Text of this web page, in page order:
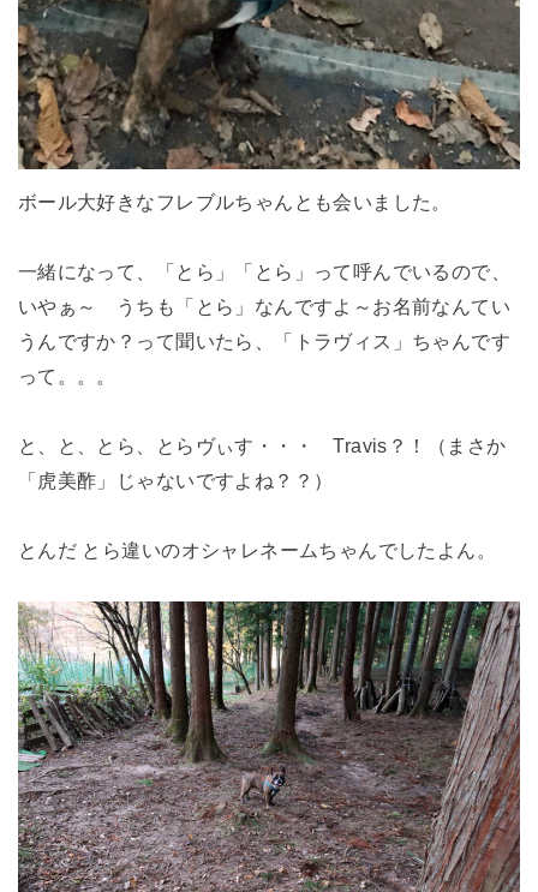
ボール大好きなフレブルちゃんとも会いました。
一緒になって、「とら」「とら」って呼んでいるので、
いやぁ～ うちも「とら」なんですよ～お名前なんてい
うんですか？って聞いたら、「トラヴィス」ちゃんです
って。。。
と、と、とら、とらヴぃす・・・ Travis？！（まさか
「虎美酢」じゃないですよね？？）
とんだ とら違いのオシャレネームちゃんでしたよん。